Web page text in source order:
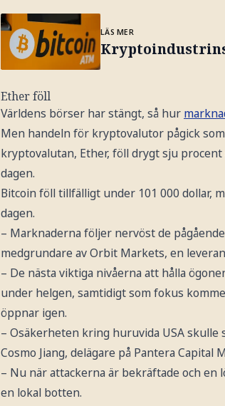
LÄS MER
Ether föll
Världens börser har stängt, så hur
Men handeln för kryptovalutor pågick
kryptovalutan, Ether, föll drygt sju
dagen.
Bitcoin föll tillfälligt under 101 000 dollar,
dagen.
– Marknaderna följer nervöst de
medgrundare av Orbit Markets, en
– De nästa viktiga nivåerna att hålla
under helgen, samtidigt som fokus
öppnar igen.
– Osäkerheten kring huruvida USA
Cosmo Jiang, delägare på Pantera Capital
– Nu när attackerna är bekräftade och
en lokal botten.